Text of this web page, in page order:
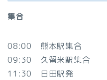
集合
08:00 熊本駅集合
09:30 久留米駅集合
11:30 日田駅発